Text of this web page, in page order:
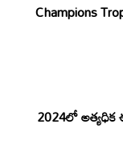
Champions
2024లో